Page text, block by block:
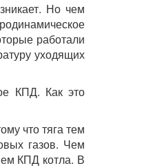
Но чем
работали
уходящих
КПД. Как это
что тяга тем
газов. Чем
КПД котла. В